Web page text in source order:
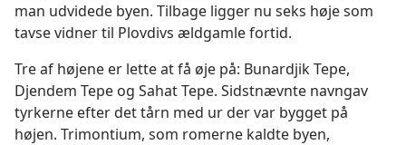
man udvidede byen. Tilbage ligger nu seks høje som
tavse vidner til Plovdivs ældgamle fortid.
Tre af højene er lette at få øje på: Bunardjik Tepe,
Djendem Tepe og Sahat Tepe. Sidstnævnte navngav
tyrkerne efter det tårn med ur der var bygget på
højen. Trimontium, som romerne kaldte byen,